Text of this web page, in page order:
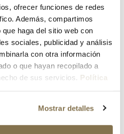
ofrecer funciones de redes
Además, compartimos
haga del sitio web con
sociales, publicidad y análisis
con otra información
o que hayan recopilado a
de sus servicios. Política
Mostrar detalles